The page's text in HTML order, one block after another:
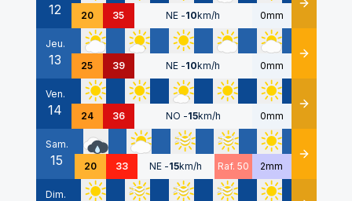
12 20 35 NE -10km/h 0mm Détails
Jeu.
13 25 39 NE -10km/h 0mm Détails
Ven.
14 24 36 NO -15km/h 0mm Détails
Sam.
15 20 33 NE -15km/h Raf. 50 2mm Détails
Dim.